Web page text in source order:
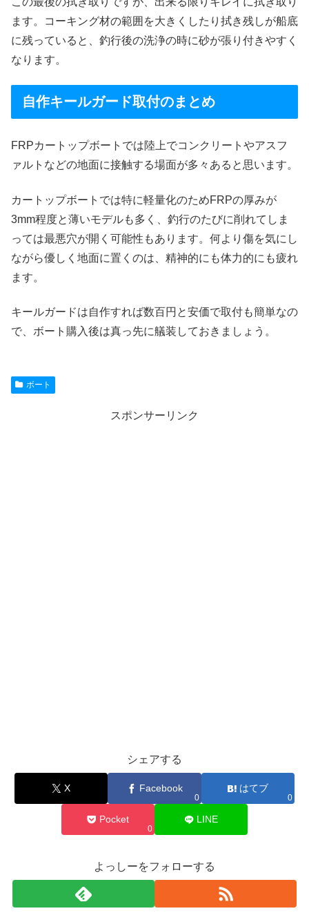
ます。コーキング材の範囲を大きくしたり拭き残しが船底
に残っていると、釣行後の洗浄の時に砂が張り付きやすく
なります。
自作キールガード取付のまとめ
FRPカートップボートでは陸上でコンクリートやアスフ
ァルトなどの地面に接触する場面が多々あると思います。
カートップボートでは特に軽量化のためFRPの厚みが
3mm程度と薄いモデルも多く、釣行のたびに削れてしま
っては最悪穴が開く可能性もあります。何より傷を気にし
ながら優しく地面に置くのは、精神的にも体力的にも疲れ
ます。
キールガードは自作すれば数百円と安価で取付も簡単なの
で、ボート購入後は真っ先に艤装しておきましょう。
ボート
スポンサーリンク
シェアする
X Facebook
0
はてブ
0
Pocket
0
LINE
よっしーをフォローする